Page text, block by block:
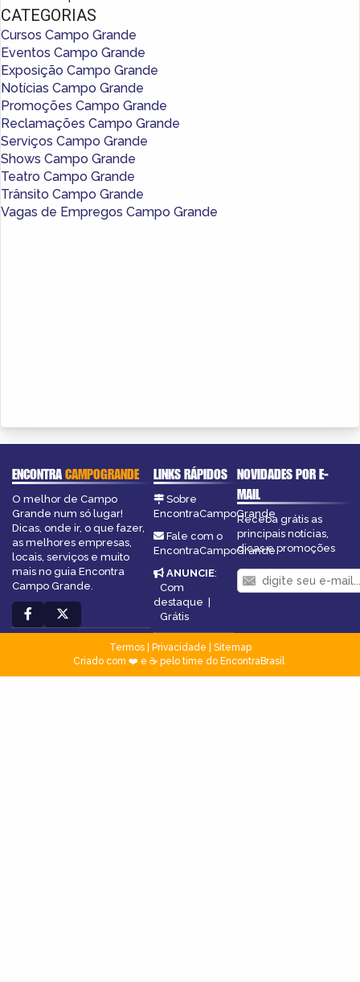
CATEGORIAS
Cursos Campo Grande
Eventos Campo Grande
Exposição Campo Grande
Notícias Campo Grande
Promoções Campo Grande
Reclamações Campo Grande
Serviços Campo Grande
Shows Campo Grande
Teatro Campo Grande
Trânsito Campo Grande
Vagas de Empregos Campo Grande
ENCONTRACAMPOGRANDE
O melhor de Campo
Grande num só lugar!
Dicas, onde ir, o que fazer,
as melhores empresas,
locais, serviços e muito
mais no guia Encontra
Campo Grande.
LINKS RÁPIDOS
Sobre
EncontraCampoGrande
Fale com o
EncontraCampoGrande
ANUNCIE:
Com
destaque
Grátis
NOVIDADES POR E-
MAIL
Receba grátis as
principais notícias,
dicas e promoções
Termos| Privacidade
Sitemap
Criado com ❤️ e ☕ pelo time do EncontraBrasil